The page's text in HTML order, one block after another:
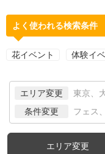
よく使われる検索条件
花イベント 体験イ
エリア変更 東京、
条件変更 フェス
エリア変更